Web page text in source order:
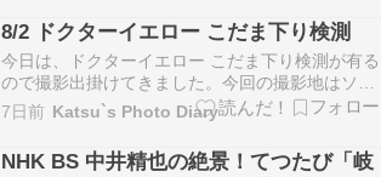
8/2 ドクターイエロー こだま下り検測
今日は、ドクターイエロー こだま下り検測が有る
ので撮影出掛けてきました。今回の撮影地はソー
ラーアークが有る撮影地です。ソーラーアークは
来月から1年かけて解体されるそうです。SANYO
の頃は夜になると光っていた記憶が有るのです
が、いざ無くなると寂しくなりますね。撮影地に
7日前 Katsu`s Photo Diary
NHK BS 中井精也の絶景！てつたび「岐